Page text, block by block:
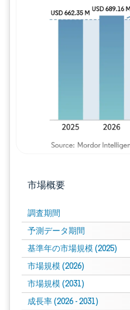
市場概要
調査期間
予測データ期間
基準年の市場規模 (2025)
市場規模 (2026)
市場規模 (2031)
成長率 (2026 - 2031)